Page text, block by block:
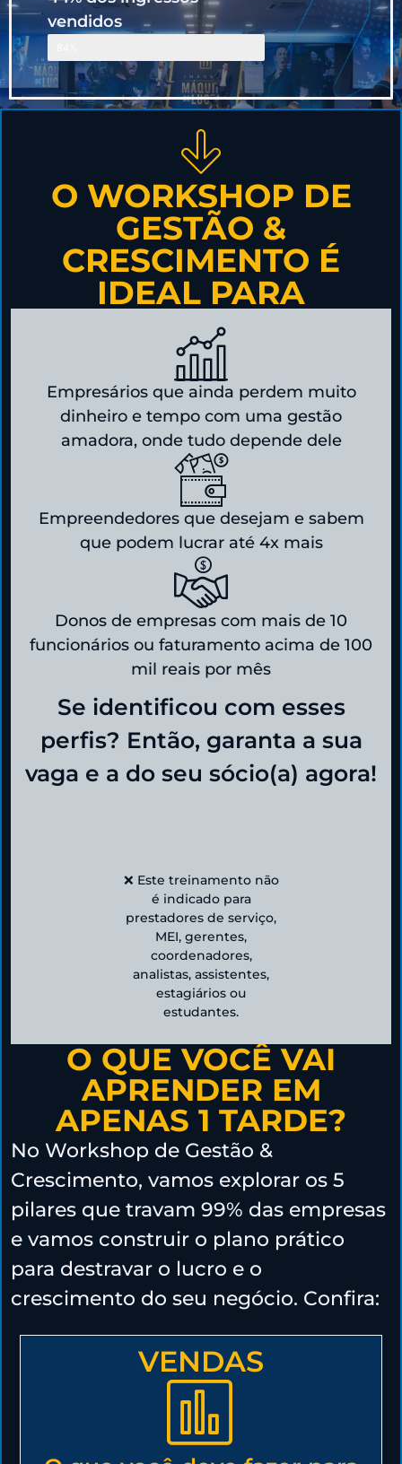
vendidos
O WORKSHOP DE
GESTÃO &
CRESCIMENTO É
IDEAL PARA
O QUE VOCÊ VAI
APRENDER EM
APENAS 1 TARDE?
No Workshop de Gestão &
Crescimento, vamos explorar os 5
pilares que travam 99% das empresas
e vamos construir o plano prático
para destravar o lucro e o
crescimento do seu negócio. Confira:
VENDAS
Empresários que ainda perdem muito
dinheiro e tempo com uma gestão
amadora, onde tudo depende dele
Empreendedores que desejam e sabem
que podem lucrar até 4x mais
Donos de empresas com mais de 10
funcionários ou faturamento acima de 100
mil reais por mês
Se identificou com esses
perfis? Então, garanta a sua
vaga e a do seu sócio(a) agora!
❌ Este treinamento não
é indicado para
prestadores de serviço,
MEI, gerentes,
coordenadores,
analistas, assistentes,
estagiários ou
estudantes.